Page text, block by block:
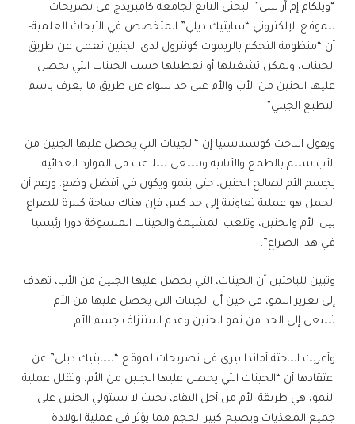
“ويلكام إم آر سي” البحثي التابع لجامعة كامبريدج في تصريحات
للموقع الإلكتروني “سايتيك ديلي” المتخصص في الأبحاث العلمية-
أن “منظومة التحكم بالريموت كونترول لدى الجنين تعمل عن طريق
الجينات، ويمكن تشغيلها أو تعطيلها حسب الجينات التي يحصل
عليها الجنين من الأب والأم على حد سواء عن طريق ما يعرف باسم
التطبع الجيني”.
ويقول الباحث كونستانسيا إن “الجينات التي يحصل عليها الجنين من
الأب تتسم بالطمع والأنانية وتسعى للتلاعب في الموارد الغذائية
بجسم الأم لصالح الجنين، حتى ينمو ويكون في أفضل وضع. ورغم أن
الحمل هو عملية تعاونية إلى حد كبير، فإن هناك ساحة كبيرة للصراع
بين الأم والجنين، وتلعب المشيمة والجينات المنسوخة دورا رئيسيا
في هذا الصراع”.
وتبين للباحثين أن الجينات، التي يحصل عليها الجنين من الأب، تهدف
إلى تعزيز النمو، في حين أن الجينات التي يحصل عليها من الأم
تسعى إلى الحد من نمو الجنين وعدم استنزاف جسم الأم.
وأعربت الباحثة أماندا بيري في تصريحات لموقع “سايتيك ديلي” عن
اعتقادها أن “الجينات التي يحصل عليها الجنين من الأم، وتقلل عملية
النمو، هي طريقة الأم من أجل البقاء، بحيث لا يستولي الجنين على
جميع المغذيات ويصبح كبير الحجم مما يؤثر في عملية الولادة